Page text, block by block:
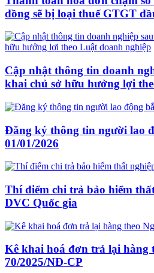
đồng sẽ bị loại thuế GTGT
Cập nhật thông tin doanh
khai chủ sở hữu hưởng lợi
Đăng ký thông tin người lao
01/01/2026
Thí điểm chi trả bảo hiểm
DVC Quốc gia
Kê khai hoá đơn trả lại hàng
70/2025/NĐ-CP